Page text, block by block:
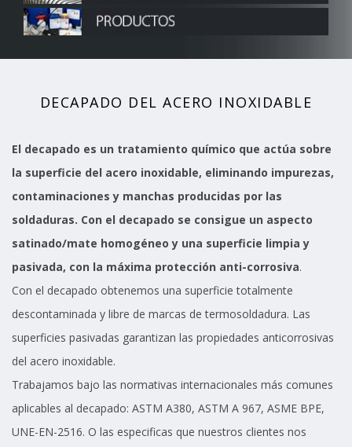
DECAPADO DEL ACERO INOXIDABLE
El decapado es un tratamiento químico que actúa sobre
la superficie del acero inoxidable, eliminando impurezas,
contaminaciones y manchas producidas por las
soldaduras. Con el decapado se consigue un aspecto
satinado/mate homogéneo y una superficie limpia y
pasivada, con la máxima protección anti-corrosiva.
Con el decapado obtenemos una superficie totalmente
descontaminada y libre de marcas de termosoldadura. Las
superficies pasivadas garantizan las propiedades anticorrosivas
del acero inoxidable.
Trabajamos bajo las normativas internacionales más comunes
aplicables al decapado: ASTM A380, ASTM A 967, ASME BPE,
UNE-EN-2516. O las especificas que nuestros clientes nos